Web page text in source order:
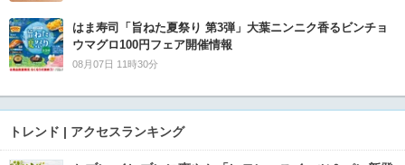
はま寿司「旨ねた夏祭り 第3弾」大葉ニンニク香るビンチョ
ウマグロ100円フェア開催情報
08月07日 11時30分
トレンド | アクセスランキング